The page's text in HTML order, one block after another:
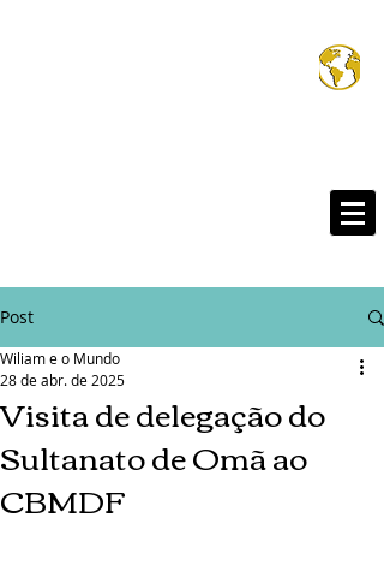
Wiliam e o Mund
Post
Visita de delegação do
Sultanato de Omã ao
CBMDF
Wiliam e o Mundo
28 de abr. de 2025